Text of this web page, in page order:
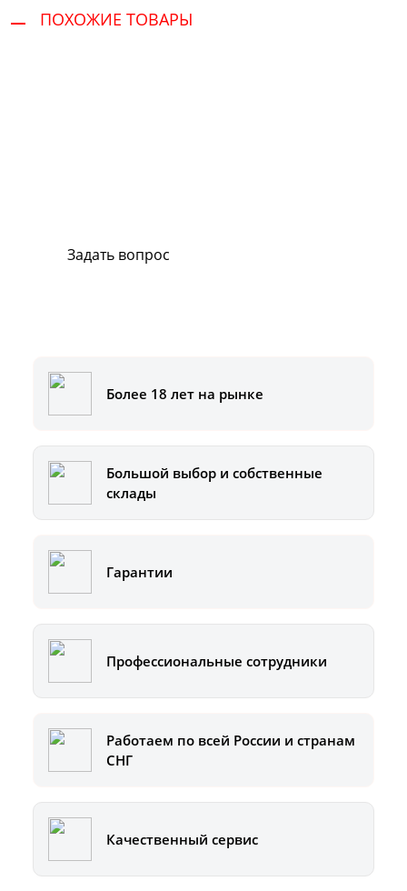
ПОХОЖИЕ ТОВАРЫ
Задать вопрос
Более 18 лет на рынке
Большой выбор и собственные
склады
Гарантии
Профессиональные сотрудники
Работаем по всей России и странам
СНГ
Качественный сервис